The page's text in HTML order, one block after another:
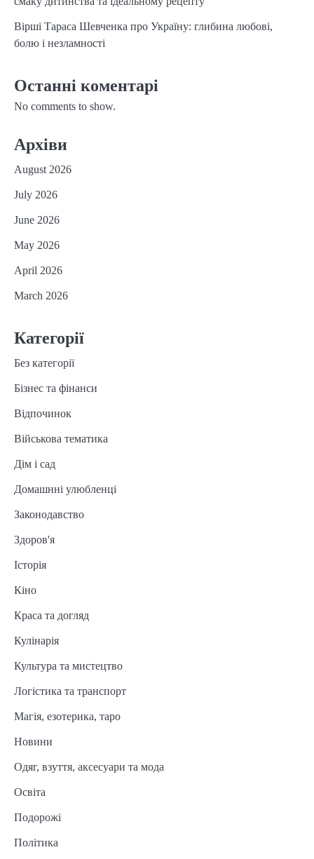
Вірші Тараса Шевченка про Україну: глибина любові,
болю і незламності
Останні коментарі
No comments to show.
Архіви
August 2026
July 2026
June 2026
May 2026
April 2026
March 2026
Категорії
Без категорії
Бізнес та фінанси
Відпочинок
Військова тематика
Дім і сад
Домашнні улюбленці
Законодавство
Здоров'я
Історія
Кіно
Краса та догляд
Кулінарія
Культура та мистецтво
Логістика та транспорт
Магія, езотерика, таро
Новини
Одяг, взуття, аксесуари та мода
Освіта
Подорожі
Політика